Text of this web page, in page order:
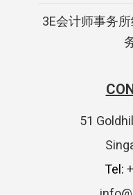
3E会计师事务
51
Tel: